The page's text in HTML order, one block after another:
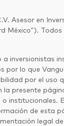
Asesor en
México”). Todos
inversionistas
por lo que
por el uso
presente
institucionales.
de esta
legal